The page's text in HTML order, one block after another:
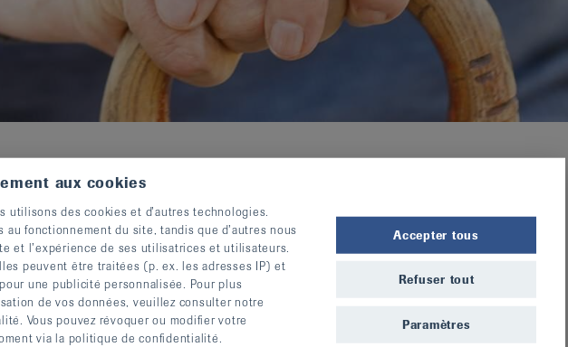
2025
aux cookies
utilisons des cookies et d’autres technologies.
fonctionnement du site, tandis que d’autres nous
et l’expérience de ses utilisatrices et utilisateurs.
peuvent être traitées (p. ex. les adresses IP) et
une publicité personnalisée. Pour plus
de vos données, veuillez consulter notre
Vous pouvez révoquer ou modifier votre
via la politique de confidentialité.
Accepter tous
Refuser tout
Paramètres